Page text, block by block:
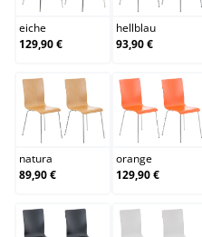
eiche
129,90 €
hellblau
93,90 €
natura
natura
89,90 €
orange
orange
129,90 €